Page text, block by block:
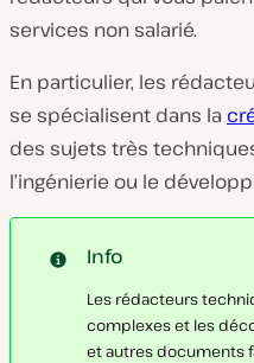
services non salarié.
En particulier, les
se spécialisent dans la
des sujets très
l’ingénierie ou le
Info
Les rédacteurs
complexes et les
et autres documents